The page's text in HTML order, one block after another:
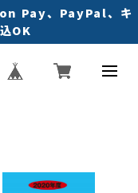
Pay、PayPal、キ
OK